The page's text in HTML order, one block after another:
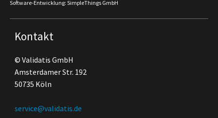
Software-Entwicklung: SimpleThings GmbH
Kontakt
© Validatis GmbH
Amsterdamer Str. 192
50735 Köln
service@validatis.de